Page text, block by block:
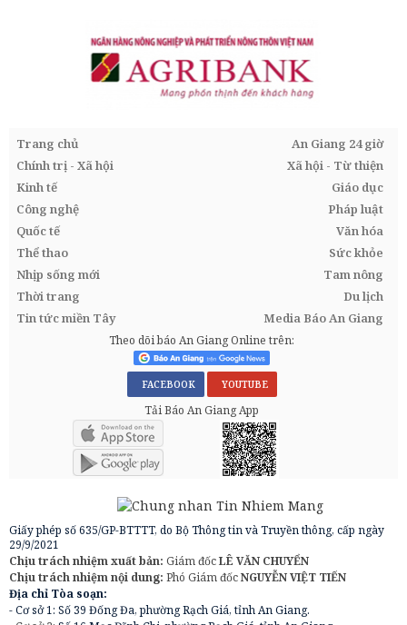
Trang chủ
An Giang 24 giờ
Chính trị - Xã hội
Xã hội - Từ thiện
Kinh tế
Giáo dục
Công nghệ
Pháp luật
Quốc tế
Văn hóa
Thể thao
Sức khỏe
Nhịp sống mới
Tam nông
Thời trang
Du lịch
Tin tức miền Tây
Media Báo An Giang
Theo dõi báo An Giang Online trên:
FACEBOOK YOUTUBE
Tải Báo An Giang App
Giấy phép số 635/GP-BTTTT, do Bộ Thông tin và Truyền thông, cấp ngày
29/9/2021
Chịu trách nhiệm xuất bản: Giám đốcLÊ VĂN CHUYỂN
Chịu trách nhiệm nội dung: Phó Giám đốcNGUYỄN VIỆT TIẾN
Địa chỉ Tòa soạn:
- Cơ sở 1: Số 39 Đống Đa, phường Rạch Giá, tỉnh An Giang.